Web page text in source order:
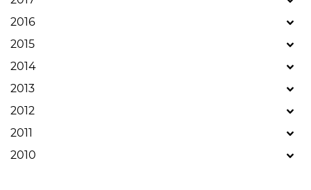
2016
2015
2014
2013
2012
2011
2010